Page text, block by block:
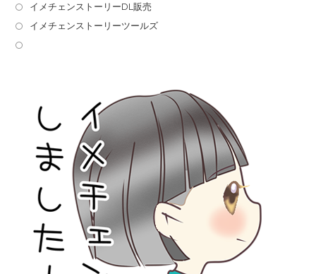
イメチェンストーリーDL販売
イメチェンストーリーツールズ